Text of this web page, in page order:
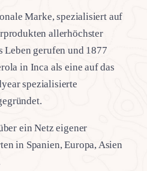
Marke, spezialisiert auf
allerhöchster
gerufen und 1877
in Inca als eine auf das
spezialisierte
ein Netz eigener
in Spanien, Europa, Asien